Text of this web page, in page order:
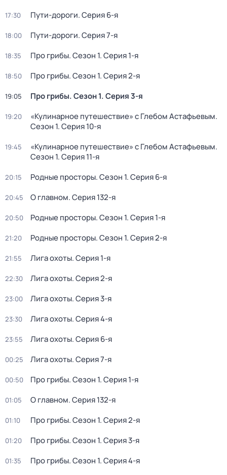
17:30 Пути-дороги. Серия 6-я
18:00 Пути-дороги. Серия 7-я
18:35 Про грибы. Сезон 1. Серия 1-я
18:50 Про грибы. Сезон 1. Серия 2-я
19:05 Про грибы. Сезон 1. Серия 3-я
19:20 «Кулинарное путешествие» с Глебом Астафьевым.
Сезон 1. Серия 10-я
19:45 «Кулинарное путешествие» с Глебом Астафьевым.
Сезон 1. Серия 11-я
20:15 Pодные просторы. Сезон 1. Серия 6-я
20:45 О главном. Серия 132-я
20:50 Pодные просторы. Сезон 1. Серия 1-я
21:20 Pодные просторы. Сезон 1. Серия 2-я
21:55 Лига охоты. Серия 1-я
22:30 Лига охоты. Серия 2-я
23:00 Лига охоты. Серия 3-я
23:30 Лига охоты. Серия 4-я
23:55 Лига охоты. Серия 6-я
00:25 Лига охоты. Серия 7-я
00:50 Про грибы. Сезон 1. Серия 1-я
01:05 О главном. Серия 132-я
01:10 Про грибы. Сезон 1. Серия 2-я
01:20 Про грибы. Сезон 1. Серия 3-я
01:35 Про грибы. Сезон 1. Серия 4-я